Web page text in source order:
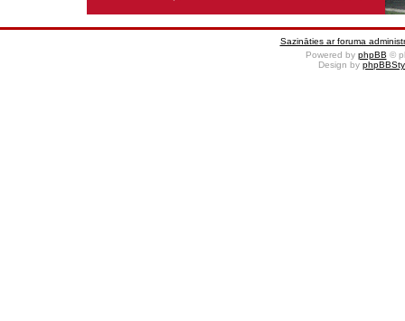
Sazināties ar foruma
Powered by phpBB ©
Design by